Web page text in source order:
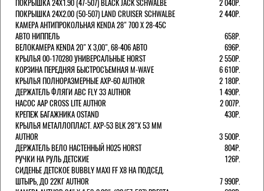
ПОКРЫШКА 24X1.90 (47-507) BLACK JACK SCHWALBE
2 040Р.
ПОКРЫШКА 24X2.00 (50-507) LAND CRUISER SCHWALBE
2 440Р.
КАМЕРА АНТИПРОКОЛЬНАЯ KENDA 28" 700 Х 28-45C
АВТО НИППЕЛЬ
658Р.
ВЕЛОКАМЕРА KENDA 20" Х 3,00", 68-406 АВТО
696Р.
КРЫЛЬЯ 00-170280 УНИВЕРСАЛЬНЫЕ HORST
2 550Р.
КОРЗИНА ПЕРЕДНЯЯ БЫСТРОСЪЕМНАЯ M-WAVE
6 610Р.
КРЫЛЬЯ ПОЛНОРАЗМЕРНЫЕ AXP-60 AUTHOR
2 180Р.
ДЕРЖАТЕЛЬ ФЛЯГИ АВС FLY 33 AUTHOR
1 490Р.
НАСОС AAP CROSS LITE AUTHOR
2 007Р.
КРЕПЕЖ БАГАЖНИКА OSTAND
430Р.
КРЫЛЬЯ МЕТАЛЛОПЛАСТ. AXP-53 BLK 28"Х 53 ММ
AUTHOR
3 500Р.
ДЕРЖАТЕЛЬ ВЕЛО НАСТЕННЫЙ H025 HORST
804Р.
РУЧКИ НА РУЛЬ ДЕТСКИЕ
126Р.
СИДЕНЬЕ ДЕТСКОЕ BUBBLY MAXI FF X8 НА ПОДСЕД.
ШТЫРЬ, ДО 22КГ AUTHOR
7 990Р.